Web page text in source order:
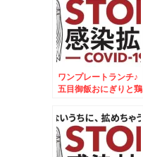
ワンプレートランチ♪
五目御飯おにぎりと鶏